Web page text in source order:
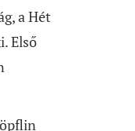
a Hét
Első